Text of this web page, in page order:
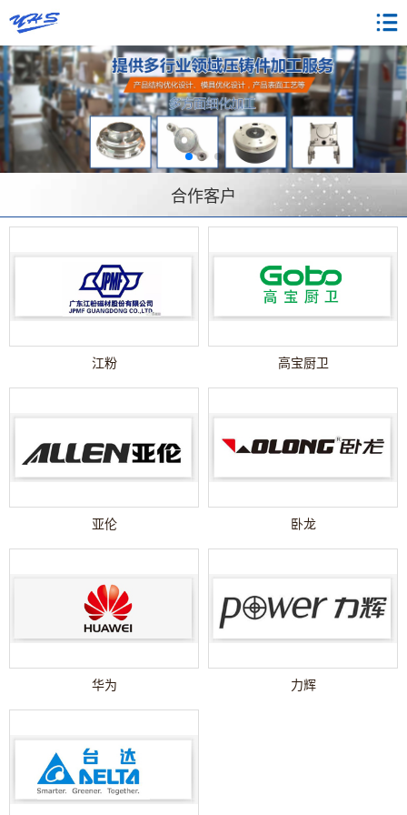
合作客户
江粉 高宝厨卫
亚伦 卧龙
华为 力辉